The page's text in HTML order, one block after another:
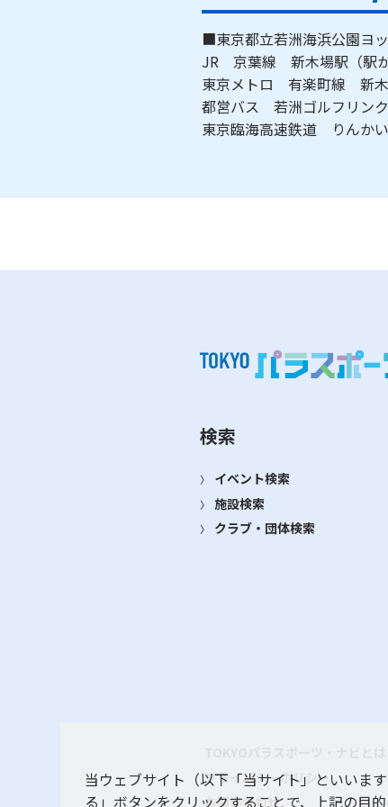
■東京都立若洲海浜公園ヨ
JR 京葉線 新木場駅（駅
東京メトロ 有楽町線 新
都営バス 若洲ゴルフリン
東京臨海高速鉄道 りん
検索
イベント検索
施設検索
クラブ・団体検索
プライバシーポリシー
お問い合わせ
当ウェブサイト（以下「当サイト」といいま
る」ボタンをクリックすることで、上記の目